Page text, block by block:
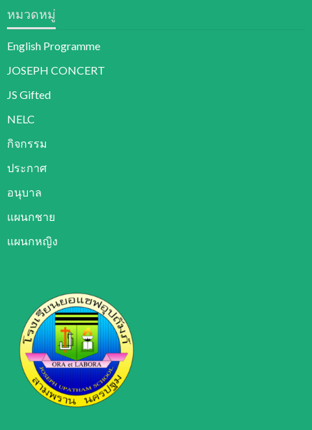
หมวดหมู่
English Programme
JOSEPH CONCERT
JS Gifted
NELC
กิจกรรม
ประกาศ
อนุบาล
แผนกชาย
แผนกหญิง